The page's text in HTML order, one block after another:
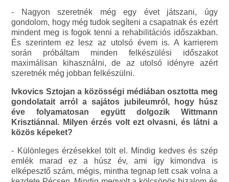
- Nagyon szeretnék még egy évet játszani, úgy
gondolom, hogy még tudok segíteni a csapatnak és ezért
mindent meg is fogok tenni a rehabilitációs időszakban.
És szerintem ez lesz az utolsó évem is. A karrierem
során próbáltam minden felkészülési időszakot
maximálisan kihasználni, de az utolsó idényre azért
szeretnék még jobban felkészülni.
Ivkovics Sztojan a közösségi médiában osztotta meg
gondolatait arról a sajátos jubileumról, hogy húsz
éve folyamatosan együtt dolgozik Wittmann
Krisztiánnal. Milyen érzés volt ezt olvasni, és látni a
közös képeket?
- Különleges érzésekkel tölt el. Mindig kedves és szép
emlék marad ez a húsz év, ami így kimondva is
elképesztő szám, mégis, mintha tegnap lett csak volna a